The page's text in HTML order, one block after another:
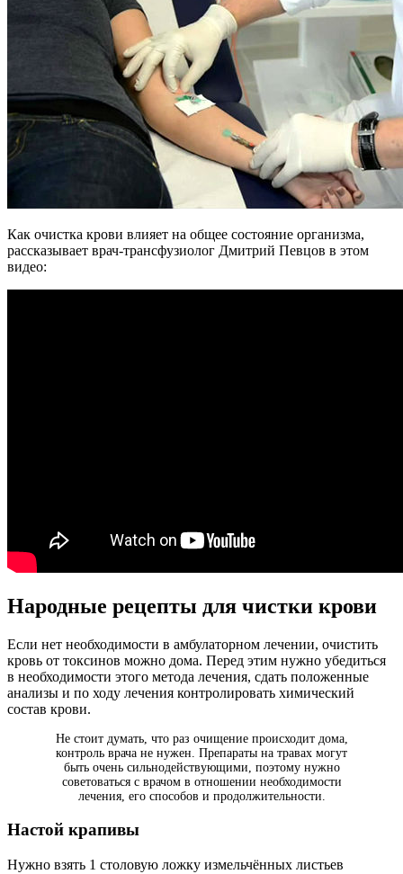
Как очистка крови влияет на общее состояние организма,
рассказывает врач-трансфузиолог Дмитрий Певцов в этом
видео:
Народные рецепты для чистки крови
Если нет необходимости в амбулаторном лечении, очистить
кровь от токсинов можно дома. Перед этим нужно убедиться
в необходимости этого метода лечения, сдать положенные
анализы и по ходу лечения контролировать химический
состав крови.
Не стоит думать, что раз очищение происходит дома,
контроль врача не нужен. Препараты на травах могут
быть очень сильнодействующими, поэтому нужно
советоваться с врачом в отношении необходимости
лечения, его способов и продолжительности.
Настой крапивы
Нужно взять 1 столовую ложку измельчённых листьев